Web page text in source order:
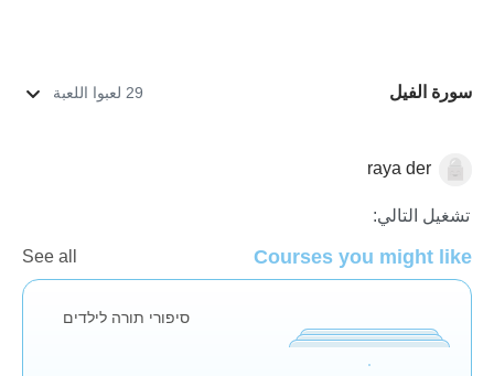
سورة الفيل 29 لعبوا اللعبة
الكتاب المقدس
raya der
تشغيل التالي:
Courses you might like
See all
סיפורי תורה לילדים